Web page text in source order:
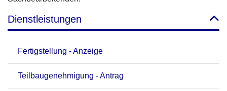
Dienstleistungen
Fertigstellung - Anzeige
Teilbaugenehmigung - Antrag